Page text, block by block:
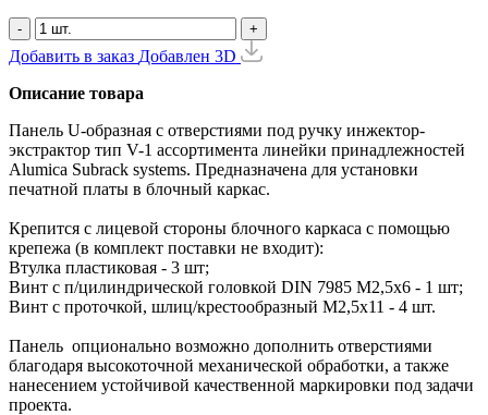
- +
Добавить в заказ Добавлен 3D
Описание товара
Панель U-образная с отверстиями под ручку инжектор-
экстрактор тип V-1 ассортимента линейки принадлежностей
Alumica Subrack systems. Предназначена для установки
печатной платы в блочный каркас.
Крепится с лицевой стороны блочного каркаса с помощью
крепежа (в комплект поставки не входит):
Втулка пластиковая - 3 шт;
Винт с п/цилиндрической головкой DIN 7985 M2,5x6 - 1 шт;
Винт с проточкой, шлиц/крестообразный М2,5х11 - 4 шт.
Панель опционально возможно дополнить отверстиями
благодаря высокоточной механической обработки, а также
нанесением устойчивой качественной маркировки под задачи
проекта.